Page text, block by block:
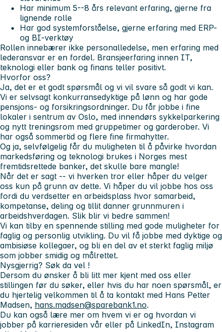
Har minimum 5--8 års relevant erfaring, gjerne fra
lignende rolle
Har god systemforståelse, gjerne erfaring med ERP-
og BI-verktøy
Rollen innebærer ikke personalledelse, men erfaring med
lederansvar er en fordel. Bransjeerfaring innen IT,
teknologi eller bank og finans teller positivt.
Hvorfor oss?
Ja, det er et godt spørsmål og vi vil svare så godt vi kan.
Vi er selvsagt konkurransedyktige på lønn og har gode
pensjons- og forsikringsordninger. Du får jobbe i fine
lokaler i sentrum av Oslo, med innendørs sykkelparkering
og nytt treningsrom med gruppetimer og garderober. Vi
har også sommertid og flere fine firmahytter.
Og ja, selvfølgelig får du muligheten til å påvirke hvordan
markedsføring og teknologi brukes i Norges mest
fremtidsrettede banker, det skulle bare mangle!
Når det er sagt -- vi hverken tror eller håper du velger
oss kun på grunn av dette. Vi håper du vil jobbe hos oss
fordi du verdsetter en arbeidsplass hvor samarbeid,
kompetanse, deling og tillit danner grunnmuren i
arbeidshverdagen. Slik blir vi bedre sammen!
Vi kan tilby en spennende stilling med gode muligheter for
faglig og personlig utvikling. Du vil få jobbe med dyktige og
ambisiøse kollegaer, og bli en del av et sterkt faglig miljø
som jobber smidig og målrettet.
Nysgjerrig? Søk da vel !
Dersom du ønsker å bli litt mer kjent med oss eller
stillingen før du søker, eller hvis du har noen spørsmål, er
du hjertelig velkommen til å ta kontakt med Hans Petter
Madsen, hans.madsen@sparebank1.no.
Du kan også lære mer om hvem vi er og hvordan vi
jobber på karrieresiden vår eller på LinkedIn, Instagram